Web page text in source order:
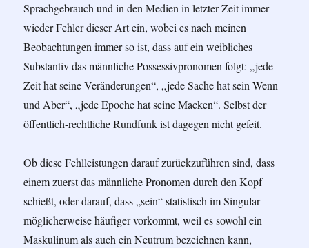
Sprachgebrauch und in den Medien in letzter Zeit immer
wieder Fehler dieser Art ein, wobei es nach meinen
Beobachtungen immer so ist, dass auf ein weibliches
Substantiv das männliche Possessivpronomen folgt: „jede
Zeit hat seine Veränderungen“, „jede Sache hat sein Wenn
und Aber“, „jede Epoche hat seine Macken“. Selbst der
öffentlich-rechtliche Rundfunk ist dagegen nicht gefeit.
Ob diese Fehlleistungen darauf zurückzuführen sind, dass
einem zuerst das männliche Pronomen durch den Kopf
schießt, oder darauf, dass „sein“ statistisch im Singular
möglicherweise häufiger vorkommt, weil es sowohl ein
Maskulinum als auch ein Neutrum bezeichnen kann,